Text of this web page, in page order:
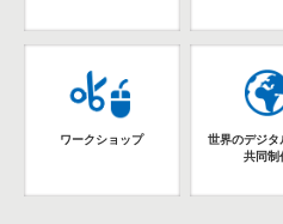
ワークショップ
世界のデジタ
共同制